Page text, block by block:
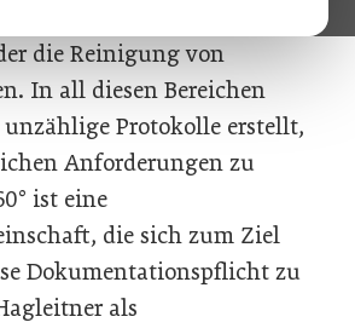
die Reinigung von
In all diesen Bereichen
Protokolle erstellt,
Anforderungen zu
ist eine
die sich zum Ziel
Dokumentationspflicht zu
als